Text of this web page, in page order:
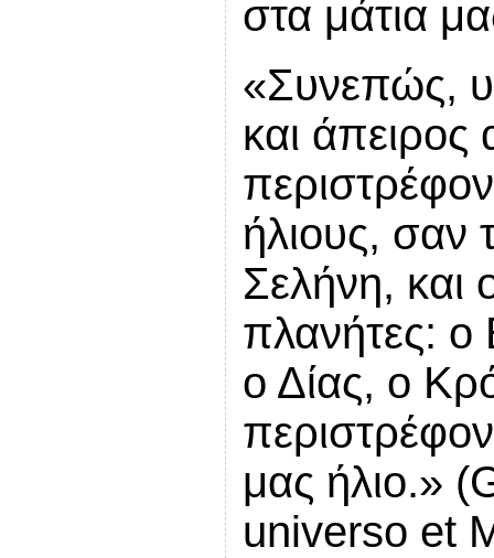
στα μάτια
«Συνεπώς,
και
ήλιους, σαν
Σελήνη, και
πλανήτες:
ο Δίας, ο
μας ήλιο.»
universo et